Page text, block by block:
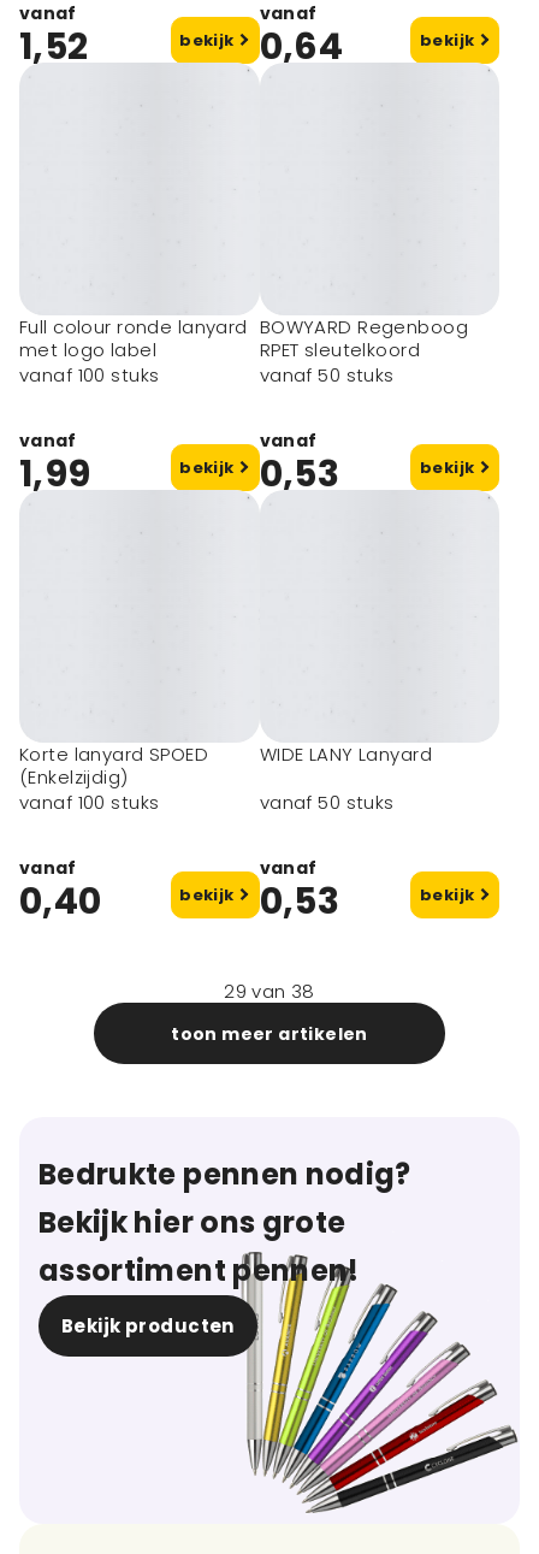
vanaf
1,52 bekijk
vanaf
0,64 bekijk
Full colour ronde lanyard
met logo label
vanaf 100 stuks
vanaf
1,99 bekijk
BOWYARD Regenboog
RPET sleutelkoord
vanaf 50 stuks
vanaf
0,53 bekijk
Korte lanyard SPOED
(Enkelzijdig)
vanaf 100 stuks
vanaf
0,40 bekijk
WIDE LANY Lanyard
vanaf 50 stuks
vanaf
0,53 bekijk
29 van 38
toon meer artikelen
Bedrukte pennen nodig?
Bekijk hier ons grote
assortiment pennen!
Bekijk producten